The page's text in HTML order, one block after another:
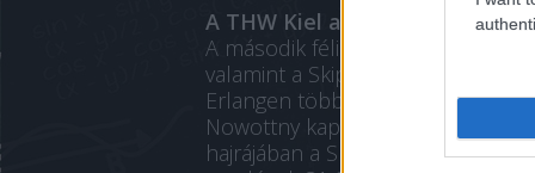
A THW Kiel a második
A második félidő elején a Kiel
valamint a Skipagötu vezérletével
Erlangen többször is megpróbált
Nowottny kapus
hajrájában a Skipagötu és